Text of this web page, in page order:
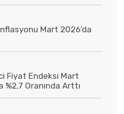
Mart 2026’da
Fiyat Endeksi Mart
%2,7 Oranında Arttı